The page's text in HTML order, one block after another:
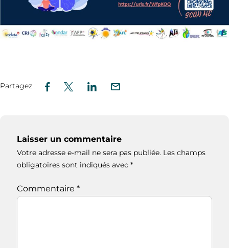
Partagez :
Laisser un commentaire
Votre adresse e-mail ne sera pas publiée. Les champs
obligatoires sont indiqués avec *
Commentaire *